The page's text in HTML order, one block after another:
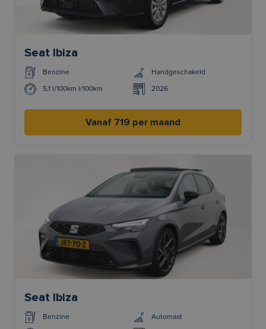
Seat Ibiza
Benzine Handgeschakeld
5,1 l/100km l/100km 2026
Vanaf 719 per maand
Seat Ibiza
Benzine Automaat